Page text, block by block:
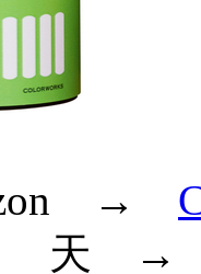
→
天 →